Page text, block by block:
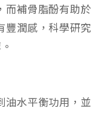
而補骨脂酚有助於
豐潤感，科學研究
油水平衡功用，並